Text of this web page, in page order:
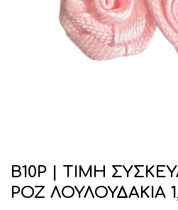
Β10Ρ | ΤΙΜΗ
ΡΟΖ ΛΟΥΛΟΥΔΑΚΙΑ